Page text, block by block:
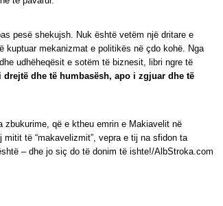
pesë shekujsh. Nuk është vetëm një dritare e
kuptuar mekanizmat e politikës në çdo kohë. Nga
udhëheqësit e sotëm të biznesit, libri ngre të
drejtë dhe të humbasësh, apo i zgjuar dhe të
zbukurime, që e ktheu emrin e Makiavelit në
të “makavelizmit”, vepra e tij na sfidon ta
– dhe jo siç do të donim të ishte!/AlbStroka.com